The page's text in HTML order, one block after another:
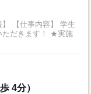
】 【仕事内容】 学生
ます！ ★実施
4分）